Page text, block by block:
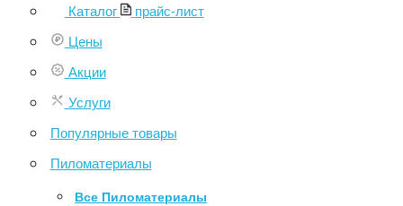
Каталог
прайс-лист
Цены
Акции
Услуги
Популярные товары
Пиломатериалы
Все Пиломатериалы